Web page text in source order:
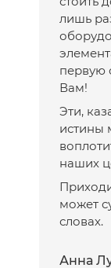
лишь
первую
Вам!
Эти,
истины
наших
может
словах.
Анна